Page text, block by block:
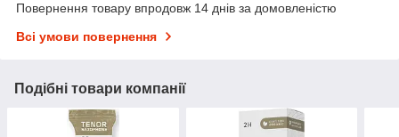
Повернення товару впродовж 14 днів за домовленістю
Всі умови повернення
Подібні товари компанії